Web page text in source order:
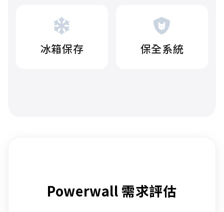
冰箱保存 保全系統
Powerwall 需求評估